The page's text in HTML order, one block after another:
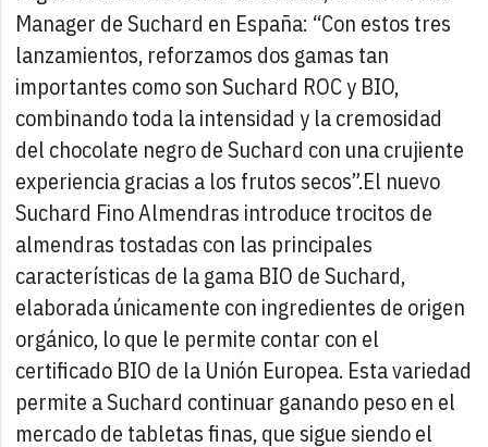
Manager de Suchard en España: “Con estos tres
lanzamientos, reforzamos dos gamas tan
importantes como son Suchard ROC y BIO,
combinando toda la intensidad y la cremosidad
del chocolate negro de Suchard con una crujiente
experiencia gracias a los frutos secos”.El nuevo
Suchard Fino Almendras introduce trocitos de
almendras tostadas con las principales
características de la gama BIO de Suchard,
elaborada únicamente con ingredientes de origen
orgánico, lo que le permite contar con el
certificado BIO de la Unión Europea. Esta variedad
permite a Suchard continuar ganando peso en el
mercado de tabletas finas, que sigue siendo el